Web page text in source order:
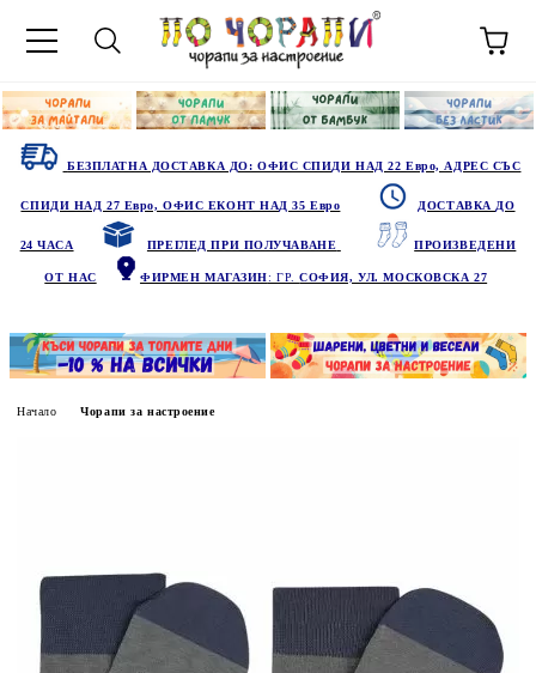
БЕЗПЛАТНА ДОСТАВКА ДО: ОФИС СПИДИ НАД 22 Евро, АДРЕС СЪС
СПИДИ НАД 27 Евро, ОФИС ЕКОНТ НАД 35 Евро ДОСТАВКА ДО
24 ЧАСА ПРЕГЛЕД ПРИ ПОЛУЧАВАНЕ ПРОИЗВЕДЕНИ
ОТ НАС ФИРМЕН МАГАЗИН: ГР.СОФИЯ, УЛ. МОСКОВСКА 27
Начало Чорапи за настроение